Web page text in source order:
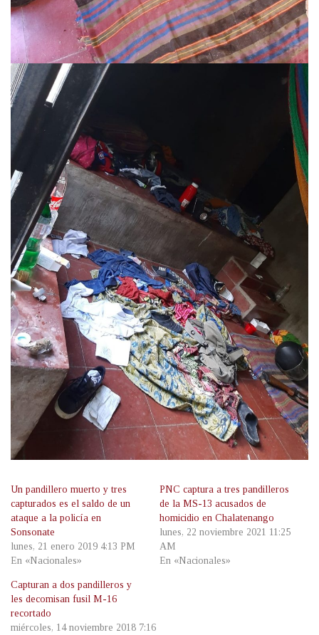
Un pandillero muerto y tres
capturados es el saldo de un
ataque a la policía en
Sonsonate
lunes, 21 enero 2019 4:13 PM
En «Nacionales»
PNC captura a tres pandilleros
de la MS-13 acusados de
homicidio en Chalatenango
lunes, 22 noviembre 2021 11:25
AM
En «Nacionales»
Capturan a dos pandilleros y
les decomisan fusil M-16
recortado
miércoles, 14 noviembre 2018 7:16